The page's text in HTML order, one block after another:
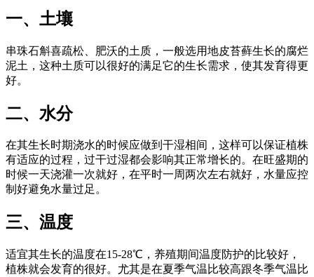
一、土壤
串珠石斛喜疏松、肥沃的土质，一般选用地皮苔藓生长的腐烂
泥土，这种土质可以很好的满足它的生长需求，使其发育得更
好。
二、水分
在其生长时期浇水的时候应做到干湿相间，这样可以保证植株
有适应的过程，过干过湿都会影响其正常增长的。在旺盛期的
时候一天浇灌一次就好，在平时一周两次左右就好，水量应控
制好避免水量过足。
三、温度
适宜其生长的温度在15-28℃，养殖期间温度防护的比较好，
植株就会发育的很好。尤其是在夏季气温比较高跟冬季气温比